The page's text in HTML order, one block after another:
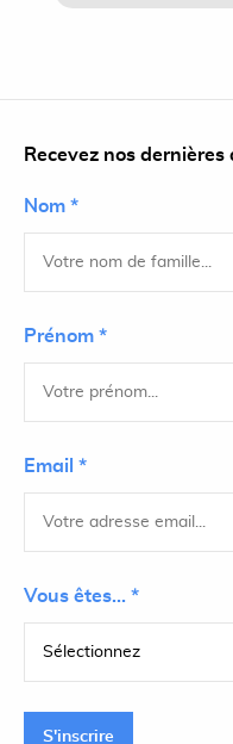
Recevez nos
Nom *
Prénom *
Email *
Vous êtes... *
S'inscrire